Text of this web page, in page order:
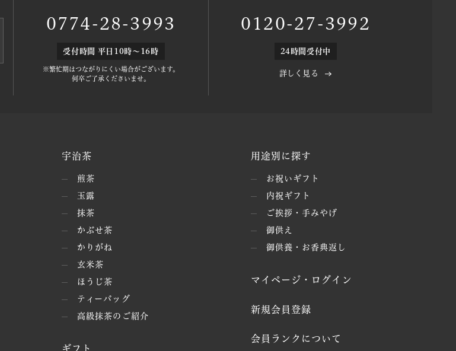
0774-28-3993
受付時間 平日10時～16時
※繁忙期はつながりにくい場合がございます。
何卒ご了承くださいませ。
0120-27-3992
24時間受付中
詳しく見る
宇治茶
煎茶
玉露
抹茶
かぶせ茶
かりがね
玄米茶
ほうじ茶
ティーバッグ
高級抹茶のご紹介
ギフト
用途別に探す
お祝いギフト
内祝ギフト
ご挨拶・手みやげ
御供え
御供養・お香典返し
マイページ・ログイン
新規会員登録
会員ランクについて